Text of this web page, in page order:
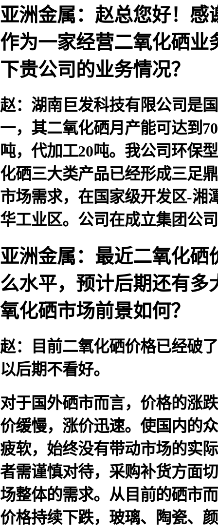
亚洲金属：赵总您好！感
作为一家经营二氧化硒业
下贵公司的业务情况？
赵：湖南巨发科技有限公司是
一，其二氧化硒月产能可达到
吨，代加工20吨。我公司环保
化硒三大类产品已经形成三足
市场需求，在国家级开发区-湘
华工业区。公司在成立集团公
亚洲金属：最近二氧化硒
么水平，预计后期还有多
氧化硒市场前景如何？
赵：目前二氧化硒价格已经破
以后期不看好。
对于国外硒市而言，价格的涨
价缓慢，涨价迅速。使国内的
疲软，始终没有带动市场的实
者需谨慎对待，采购补货方面
场整体的需求。从目前的硒市
价格持续下跌，玻璃、陶瓷、